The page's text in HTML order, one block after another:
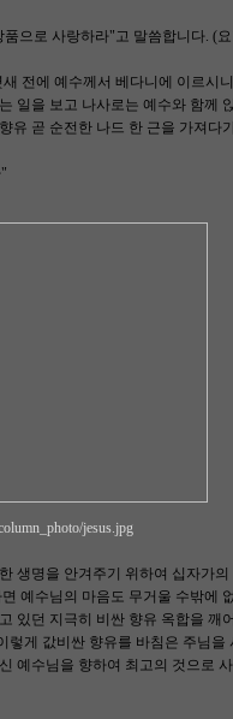
으로 사랑하라"고 말씀합니다. (요
새 전에 예수께서 베다니에 이르시
일을 보고 나사로는 예수와 함께
유 곧 순전한 나드 한 근을 가져
jesus.jpg
생명을 안겨주기 위하여 십자가
예수님의 마음도 무거울 수밖에
있던 지극히 비싼 향유 옥합을 깨
렇게 값비싼 향유를 바침은 주님
예수님을 향하여 최고의 것으로